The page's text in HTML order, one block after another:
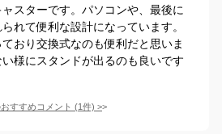
スターです。パソコンや、最後に
れて便利な設計になっています。
おり交換式なのも便利だと思いま
様にスタンドが出るのも良いです
すすめコメント (1件) >